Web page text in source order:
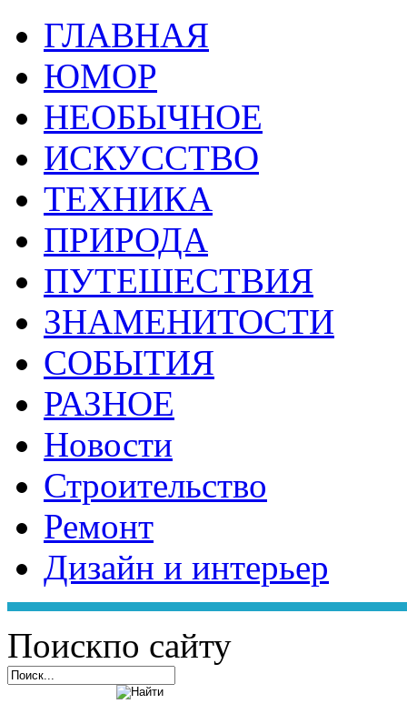
ГЛАВНАЯ
ЮМОР
НЕОБЫЧНОЕ
ИСКУССТВО
ТЕХНИКА
ПРИРОДА
ПУТЕШЕСТВИЯ
ЗНАМЕНИТОСТИ
СОБЫТИЯ
РАЗНОЕ
Новости
Строительство
Ремонт
Дизайн и интерьер
Поискпо сайту